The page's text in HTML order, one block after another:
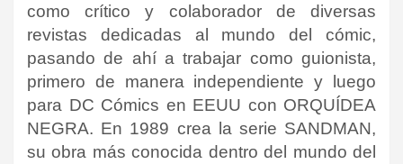
como crítico y colaborador de diversas
revistas dedicadas al mundo del cómic,
pasando de ahí a trabajar como guionista,
primero de manera independiente y luego
para DC Cómics en EEUU con ORQUÍDEA
NEGRA. En 1989 crea la serie SANDMAN,
su obra más conocida dentro del mundo del